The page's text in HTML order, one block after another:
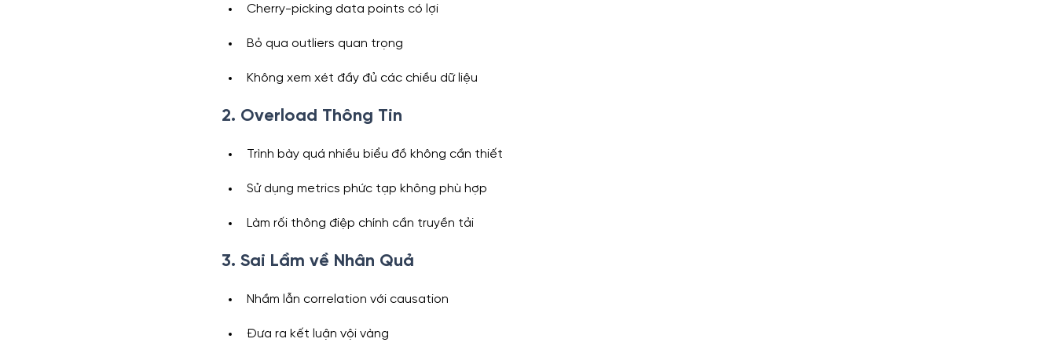
Cherry-picking data points có lợi
Bỏ qua outliers quan trọng
Không xem xét đầy đủ các chiều dữ liệu
2. Overload Thông Tin
Trình bày quá nhiều biểu đồ không cần thiết
Sử dụng metrics phức tạp không phù hợp
Làm rối thông điệp chính cần truyền tải
3. Sai Lầm về Nhân Quả
Nhầm lẫn correlation với causation
Đưa ra kết luận vội vàng